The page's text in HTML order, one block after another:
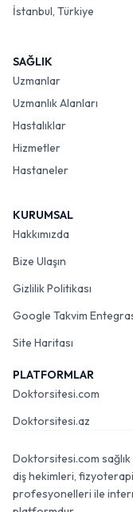
İstanbul, Türkiye
SAĞLIK
Uzmanlar
Uzmanlık Alanları
Hastalıklar
Hizmetler
Hastaneler
KURUMSAL
Hakkımızda
Bize Ulaşın
Gizlilik Politikası
Google Takvim
Site Haritası
PLATFORMLAR
Doktorsitesi.com
Doktorsitesi.az
Doktorsitesi.com
diş hekimleri,
profesyonelleri ile